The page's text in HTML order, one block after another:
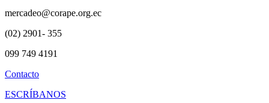
mercadeo@corape.org.ec
(02) 2901- 355
099 749 4191
Contacto
ESCRÍBANOS